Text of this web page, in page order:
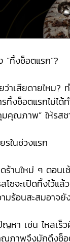
“ทิ้งช็อตแรก”?
เสียดายไหม? ท
ทิ้งช็อตแรกไม่ได้
คุณภาพ” ให้รส
รในช่วงแรก
ร้านใหม่ ๆ ตอนเ
สโซจะเปิดทิ้งไว้
มร้อนสะสมอาจยั
หา เช่น ไหลเร็
ภาพจึงมักดึงช็อ